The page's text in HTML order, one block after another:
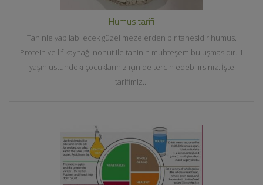
Humus tarifi
Tahinle yapılabilecek güzel mezelerden bir tanesidir humus.
Protein ve lif kaynağı nohut ile tahinin muhteşem buluşmasıdır. 1
yaşın üstündeki çocuklarınız için de tercih edebilirsiniz. İşte
tarifimiz...